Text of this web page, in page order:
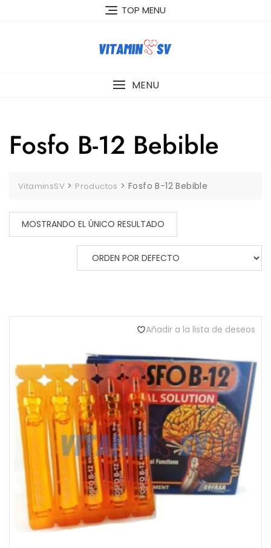
TOP MENU
MENU
Fosfo B-12 Bebible
VitaminsSV > Productos >Fosfo B-12 Bebible
MOSTRANDO EL ÚNICO RESULTADO
Añadir a la lista de deseos